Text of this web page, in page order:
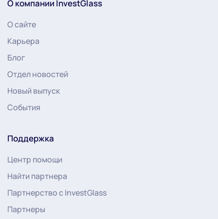
О компании InvestGlass
О сайте
Карьера
Блог
Отдел новостей
Новый выпуск
События
Поддержка
Центр помощи
Найти партнера
Партнерство с InvestGlass
Партнеры